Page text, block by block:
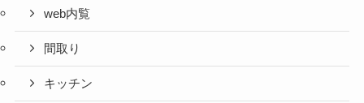
web内覧
間取り
キッチン